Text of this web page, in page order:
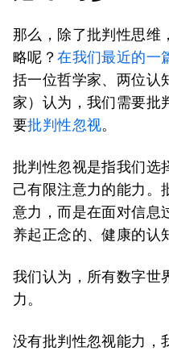
那么，除了批判性思维
略呢？在我们最近的一
括一位哲学家、两位认
家）认为，我们需要批
要批判性忽视。
批判性忽视是指我们选
己有限注意力的能力。
意力，而是在面对信息
养起正念的、健康的认
我们认为，所有数字世
力。
没有批判性忽视能力，